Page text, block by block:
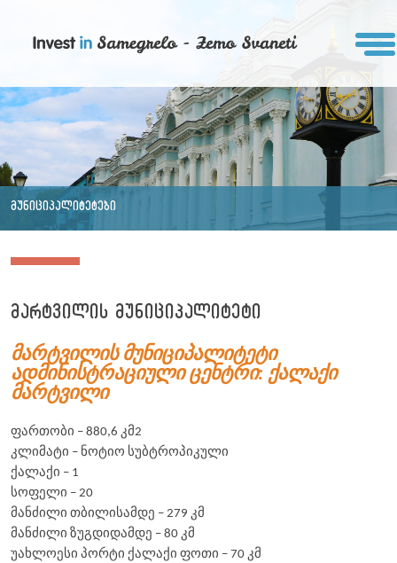
მუნიციპალიტეტები
მარტვილის მუნიციპალიტეტი
მარტვილის მუნიციპალიტეტი
ადმინისტრაციული ცენტრი: ქალაქი
მარტვილი
ფართობი – 880,6 კმ2
კლიმატი – ნოტიო სუბტროპიკული
ქალაქი – 1
სოფელი – 20
მანძილი თბილისამდე – 279 კმ
მანძილი ზუგდიდამდე – 80 კმ
უახლოესი პორტი ქალაქი ფოთი – 70 კმ